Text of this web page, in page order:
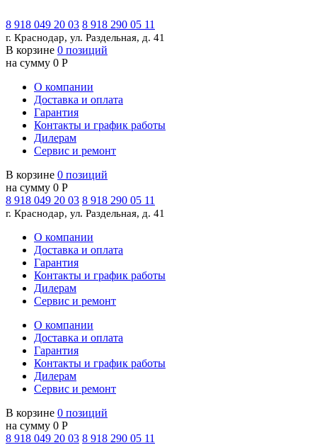
8 918 049 20 03 8 918 290 05 11
г. Краснодар, ул. Раздельная, д. 41
В корзине 0 позиций
на сумму 0 Р
О компании
Доставка и оплата
Гарантия
Контакты и график работы
Дилерам
Сервис и ремонт
В корзине 0 позиций
на сумму 0 Р
8 918 049 20 03 8 918 290 05 11
г. Краснодар, ул. Раздельная, д. 41
О компании
Доставка и оплата
Гарантия
Контакты и график работы
Дилерам
Сервис и ремонт
О компании
Доставка и оплата
Гарантия
Контакты и график работы
Дилерам
Сервис и ремонт
В корзине 0 позиций
на сумму 0 Р
8 918 049 20 03 8 918 290 05 11